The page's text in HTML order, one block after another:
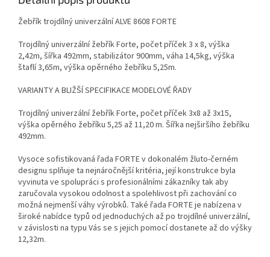
Žebřík trojdílný univerzální ALVE 8608 FORTE
Trojdílný univerzální žebřík Forte, počet příček 3 x 8, výška
2,42m, šířka 492mm, stabilizátor 900mm, váha 14,5kg, výška
štaflí 3,65m, výška opěrného žebříku 5,25m.
VARIANTY A BLIŽŠÍ SPECIFIKACE MODELOVÉ ŘADY
Trojdílný univerzální žebřík Forte, počet příček 3x8 až 3x15,
výška opěrného žebříku 5,25 až 11,20 m. Šířka nejširšího žebříku
492mm.
Vysoce sofistikovaná řada FORTE v dokonalém žluto-černém
designu splňuje ta nejnáročnější kritéria, její konstrukce byla
vyvinuta ve spolupráci s profesionálními zákazníky tak aby
zaručovala vysokou odolnost a spolehlivost při zachování co
možná nejmenší váhy výrobků. Také řada FORTE je nabízena v
široké nabídce typů od jednoduchých až po trojdílné univerzální,
v závislosti na typu Vás se s jejich pomocí dostanete až do výšky
12,32m.